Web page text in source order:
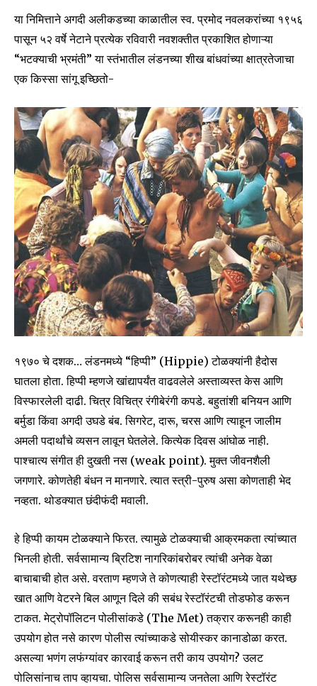
या निमित्ताने अगदी अलीकडच्या काळातील स्व. प्रमोद नवलकरांच्या १९५६
पासून ५२ वर्षे नेटाने प्रत्येक रविवारी नवशक्तीत प्रकाशित होणाऱ्या
“भटक्याची भ्रमंती” या स्तंभातील लंडनच्या शीख बांधवांच्या क्षात्रतेजाचा
एक किस्सा सांगू इच्छितो-
१९७० चे दशक… लंडनमध्ये “हिप्पी” (Hippie) टोळक्यांनी हैदोस
घातला होता. हिप्पी म्हणजे खांद्यापर्यंत वाढवलेले अस्ताव्यस्त केस आणि
विस्फारलेली दाढी. चित्र विचित्र रंगीबेरंगी कपडे. बहुतांशी बनियन आणि
बर्मुडा किंवा अगदी उघडे बंब. सिगरेट, दारू, चरस आणि त्याहून जालीम
अमली पदार्थांचे व्यसन लावून घेतलेले. कित्येक दिवस आंघोळ नाही.
पाश्चात्य संगीत ही दुखती नस (weak point). मुक्त जीवनशैली
जगणारे. कोणतेही बंधन न मानणारे. त्यात स्त्री-पुरुष असा कोणताही भेद
नव्हता. थोडक्यात छंदीफंदी मवाली.
हे हिप्पी कायम टोळक्याने फिरत. त्यामुळे टोळक्याची आक्रमकता त्यांच्यात
भिनली होती. सर्वसामान्य ब्रिटिश नागरिकांबरोबर त्यांची अनेक वेळा
बाचाबाची होत असे. वरताण म्हणजे ते कोणत्याही रेस्टॉरंटमध्ये जात यथेच्छ
खात आणि वेटरने बिल आणून दिले की सबंध रेस्टॉरंटची तोडफोड करून
टाकत. मेट्रोपॉलिटन पोलीसांकडे (The Met) तक्रार करूनही काही
उपयोग होत नसे कारण पोलीस त्यांच्याकडे सोयीस्कर कानाडोळा करत.
असल्या भणंग लफंग्यांवर कारवाई करून तरी काय उपयोग? उलट
पोलिसांनाच ताप व्हायचा. पोलिस सर्वसामान्य जनतेला आणि रेस्टॉरंट